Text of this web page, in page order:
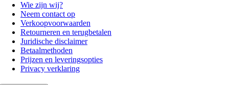
Wie zijn wij?
Neem contact op
Verkoopvoorwaarden
Retourneren en terugbetalen
Juridische disclaimer
Betaalmethoden
Prijzen en leveringsopties
Privacy verklaring